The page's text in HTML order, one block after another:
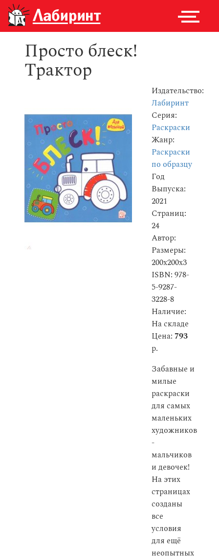
Просто блеск!
Трактор
Издательство:
Лабиринт
Серия:
Раскраски
Жанр:
Раскраски
по образцу
Год
Выпуска:
2021
Страниц:
24
Автор:
Размеры:
200x200x3
ISBN: 978-
5-9287-
3228-8
Наличие:
На складе
Цена: 793
р.
Забавные и
милые
раскраски
для самых
маленьких
художников
-
мальчиков
и девочек!
На этих
страницах
созданы
все
условия
для ещё
неопытных